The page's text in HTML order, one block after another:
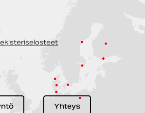
Yhteys